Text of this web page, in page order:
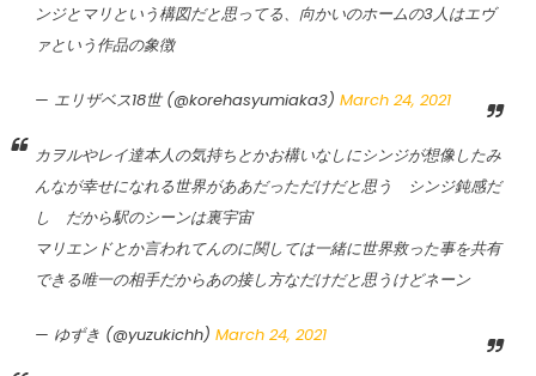
ンジとマリという構図だと思ってる、向かいのホームの3人はエヴ
ァという作品の象徴
— エリザベス18世 (@korehasyumiaka3) March 24, 2021
カヲルやレイ達本人の気持ちとかお構いなしにシンジが想像したみ
んなが幸せになれる世界がああだっただけだと思う シンジ鈍感だ
し だから駅のシーンは裏宇宙
マリエンドとか言われてんのに関しては一緒に世界救った事を共有
できる唯一の相手だからあの接し方なだけだと思うけどネーン
— ゆずき (@yuzukichh) March 24, 2021